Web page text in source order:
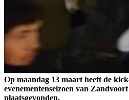
Op maandag 13 maart heeft de
evenementenseizoen van
plaatsgevonden.